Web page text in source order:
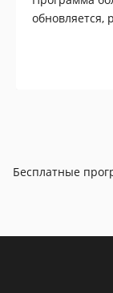
обновляется,
Бесплатные